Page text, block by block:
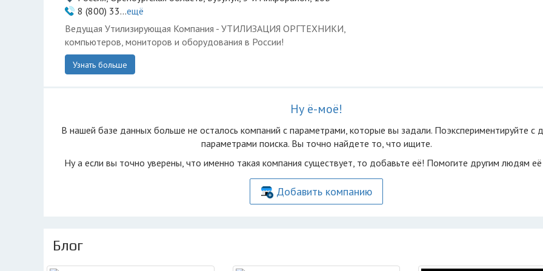
8 (800) 33...ещё
Ведущая Утилизирующая Компания - УТИЛИЗАЦИЯ ОРГТЕХНИКИ,
компьютеров, мониторов и оборудования в России!
Узнать больше
Ну ё-моё!
В нашей базе данных больше не осталоcь компаний с параметрами, которые вы задали. Поэкспериментируйте с
параметрами поиска. Вы точно найдете то, что ищите.
Ну а если вы точно уверены, что именно такая компания существует, то добавьте её! Помогите другим людям
Добавить компанию
Блог